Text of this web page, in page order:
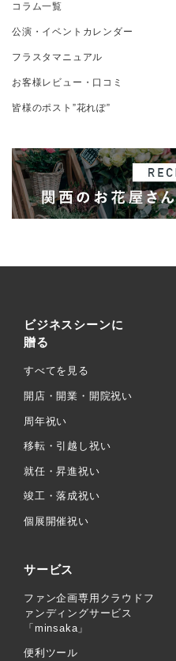
コラム一覧
公演・イベントカレンダー
フラスタマニュアル
お客様レビュー・口コミ
皆様のポスト”花れぽ”
ビジネスシーンに
贈る
すべてを見る
開店・開業・開院祝い
周年祝い
移転・引越し祝い
就任・昇進祝い
竣工・落成祝い
個展開催祝い
サービス
ファン企画専用クラウドフ
ァンディングサービス
「minsaka」
便利ツール